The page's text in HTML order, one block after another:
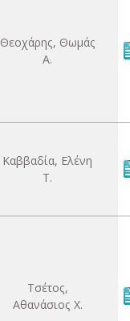
Θεοχάρης, Θωμάς
Α.
Καββαδία, Ελένη
Τ.
Τσέτος,
Αθανάσιος Χ.